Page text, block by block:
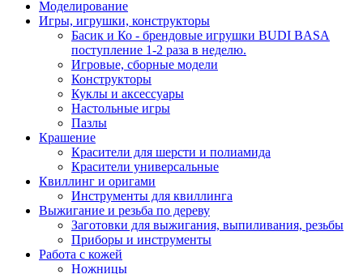
Моделирование
Игры, игрушки, конструкторы
Басик и Ко - брендовые игрушки BUDI BASA
поступление 1-2 раза в неделю.
Игровые, сборные модели
Конструкторы
Куклы и аксессуары
Настольные игры
Пазлы
Крашение
Красители для шерсти и полиамида
Красители универсальные
Квиллинг и оригами
Инструменты для квиллинга
Выжигание и резьба по дереву
Заготовки для выжигания, выпиливания, резьбы
Приборы и инструменты
Работа с кожей
Ножницы